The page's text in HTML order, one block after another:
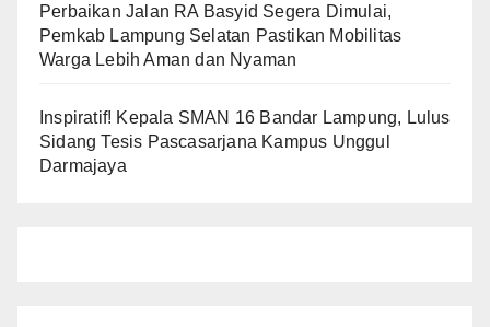
Perbaikan Jalan RA Basyid Segera Dimulai,
Pemkab Lampung Selatan Pastikan Mobilitas
Warga Lebih Aman dan Nyaman
Inspiratif! Kepala SMAN 16 Bandar Lampung, Lulus
Sidang Tesis Pascasarjana Kampus Unggul
Darmajaya